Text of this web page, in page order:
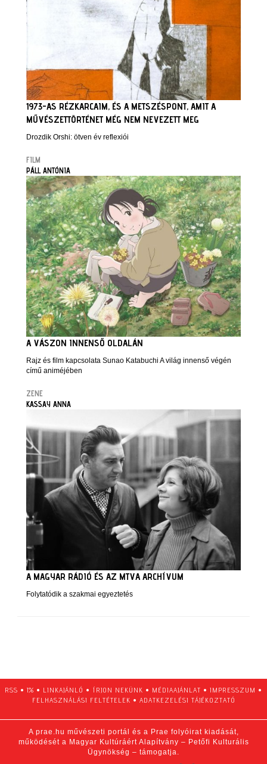
1973-AS RÉZKARCAIM, ÉS A METSZÉSPONT, AMIT A
MŰVÉSZETTÖRTÉNET MÉG NEM NEVEZETT MEG
Drozdik Orshi: ötven év reflexiói
FILM
PÁLL ANTÓNIA
A VÁSZON INNENSŐ OLDALÁN
Rajz és film kapcsolata Sunao Katabuchi A világ innenső végén
című animéjében
ZENE
KASSAY ANNA
A MAGYAR RÁDIÓ ÉS AZ MTVA ARCHÍVUM
Folytatódik a szakmai egyeztetés
RSS • 1% • LINKAJÁNLÓ • ÍRJON NEKÜNK • MÉDIAAJÁNLAT • IMPRESSZUM •
FELHASZNÁLÁSI FELTÉTELEK • ADATKEZELÉSI TÁJÉKOZTATÓ
A prae.hu művészeti portál és a Prae folyóirat kiadását,
működését a Magyar Kultúráért Alapítvány – Petőfi Kulturális
Ügynökség – támogatja.